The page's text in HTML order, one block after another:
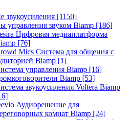
звукоусиления [1150]
управления звуком Biamp [186]
Цифровая медиаплатформа
[76]
Mics Система для общения с
Biamp [1]
управления Biamp [16]
Biamp [53]
звукоусиления Voltera Biamp
Аудиорешение для
комнат Biamp [24]